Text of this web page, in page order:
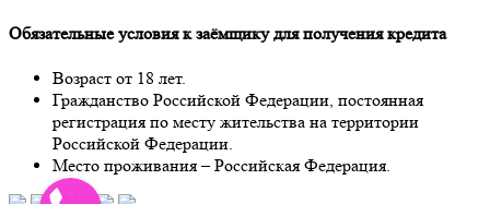
Обязательные условия к заёмщику для получения кредита
Возраст от 18 лет.
Гражданство Российской Федерации, постоянная
регистрация по месту жительства на территории
Российской Федерации.
Место проживания – Российская Федерация.